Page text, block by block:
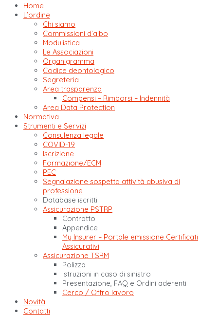
Home
L’ordine
Chi siamo
Commissioni d’albo
Modulistica
Le Associazioni
Organigramma
Codice deontologico
Segreteria
Area trasparenza
Compensi – Rimborsi – Indennità
Area Data Protection
Normativa
Strumenti e Servizi
Consulenza legale
COVID-19
Iscrizione
Formazione/ECM
PEC
Segnalazione sospetta attività abusiva di
professione
Database iscritti
Assicurazione PSTRP
Contratto
Appendice
My Insurer – Portale emissione Certificati
Assicurativi
Assicurazione TSRM
Polizza
Istruzioni in caso di sinistro
Presentazione, FAQ e Ordini aderenti
Cerco / Offro lavoro
Novità
Contatti